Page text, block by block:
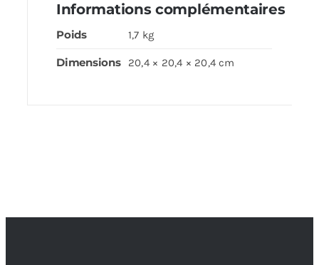
Informations complémentaires
Poids 1,7 kg
Dimensions 20,4 × 20,4 × 20,4 cm